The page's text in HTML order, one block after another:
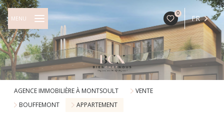
0
FR
MENU
AGENCE IMMOBILIÈRE À MONTSOULT
VENTE
BOUFFEMONT
APPARTEMENT